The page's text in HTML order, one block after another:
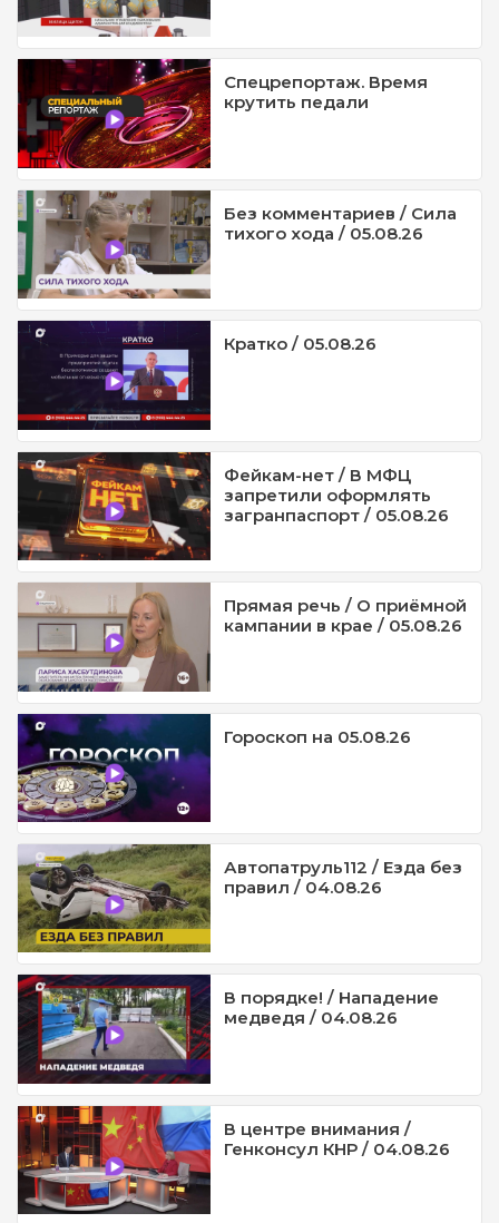
Спецрепортаж. Время
крутить педали
Без комментариев / Сила
тихого хода / 05.08.26
Кратко / 05.08.26
Фейкам-нет / В МФЦ
запретили оформлять
загранпаспорт / 05.08.26
Прямая речь / О приёмной
кампании в крае / 05.08.26
Гороскоп на 05.08.26
Автопатруль112 / Езда без
правил / 04.08.26
В порядке! / Нападение
медведя / 04.08.26
В центре внимания /
Генконсул КНР / 04.08.26